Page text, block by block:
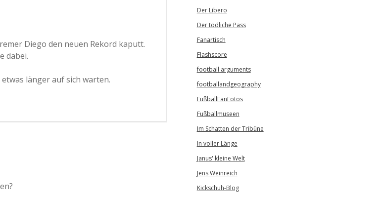
Diego den neuen Rekord kaputt.
dabei.
länger auf sich warten.
Der Libero
Der tödliche Pass
Fanartisch
Flashscore
football arguments
footballandgeography
FußballFanFotos
Fußballmuseen
Im Schatten der Tribüne
In voller Länge
Janus' kleine Welt
Jens Weinreich
Kickschuh-Blog